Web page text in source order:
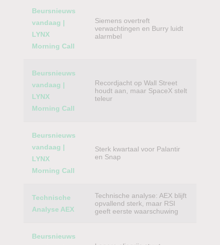
Beursnieuws
vandaag |
LYNX
Morning Call
Siemens overtreft
verwachtingen en Burry luidt
alarmbel
Beursnieuws
vandaag |
LYNX
Morning Call
Recordjacht op Wall Street
houdt aan, maar SpaceX stelt
teleur
Beursnieuws
vandaag |
LYNX
Morning Call
Sterk kwartaal voor Palantir
en Snap
Technische
Analyse AEX
Technische analyse: AEX blijft
opvallend sterk, maar RSI
geeft eerste waarschuwing
Beursnieuws